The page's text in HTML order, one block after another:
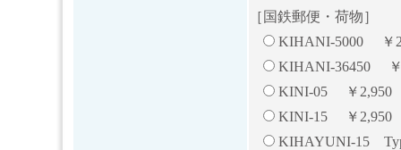
［国鉄郵便・荷物］
KIHANI-5000
KIHANI-36450 ￥
KINI-05 ￥
KINI-15 ￥
KIHAYUNI-15